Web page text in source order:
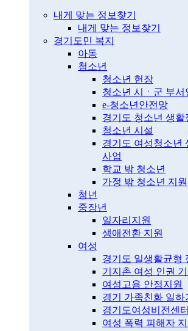
내게 맞는 정보찾기
내게 맞는 정보찾기
경기도민 복지
아동
청소년
청소년 헌장
청소년 시ㆍ군 부서
e-청소년안전망
경기도 청소년 생활
청소년 시설
경기도 여성청소년
사업
학교 밖 청소년
가정 밖 청소년 지원
청년
중장년
일자리지원
생애전환 지원
여성
경기도 일생활균형
기지촌 여성 인권
여성고용 안정지원
경기 가족친화 일하
경기도여성비전센터
여성 폭력 피해자 지